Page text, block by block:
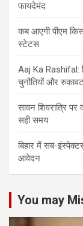
फायदेमंद
कब आएगी पीएम
स्टेटस
Aaj Ka Rashifal:
चुनौतियों और
सावन शिवरात्रि
सही समय
बिहार में सब-
आवेदन
You may